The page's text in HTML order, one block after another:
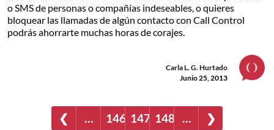
o SMS de personas o compañías indeseables, o quieres
bloquear las llamadas de algún contacto con Call Control
podrás ahorrarte muchas horas de corajes.
Carla L. G. Hurtado
Junio 25, 2013
❮ … 146 147 148 … ❯